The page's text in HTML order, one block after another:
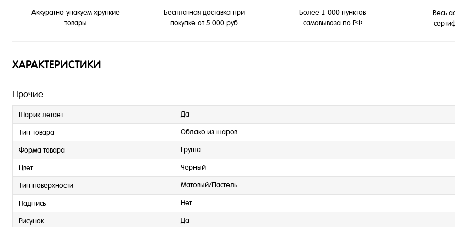
Аккуратно упакуем хрупкие
товары
Бесплатная доставка при
покупке от 5 000 руб
Более 1 000 пунктов
самовывоза по РФ
Весь
ХАРАКТЕРИСТИКИ
Прочие
Шарик летает Да
Тип товара Облако из шаров
Форма товара Груша
Цвет Черный
Тип поверхности Матовый/Пастель
Надпись Нет
Рисунок Да